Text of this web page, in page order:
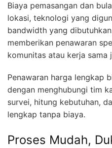
Biaya pemasangan dan
lokasi, teknologi yang
bandwidth yang
memberikan penawaran
komunitas atau kerja sama
Penawaran harga lengkap
dengan menghubungi tim
survei, hitung kebutuhan,
lengkap tanpa biaya.
Proses Mudah,